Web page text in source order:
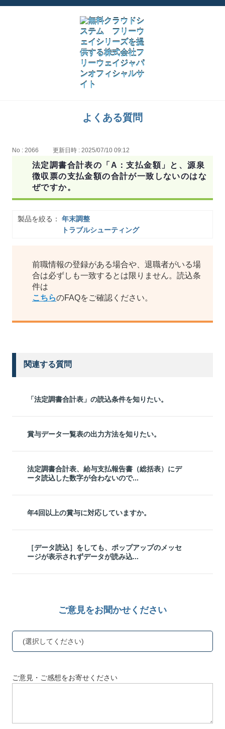
よくある質問
No : 2066 更新日時 : 2025/07/10 09:12
法定調書合計表の「A：支払金額」と、源泉
徴収票の支払金額の合計が一致しないのはな
ぜですか。
製品を絞る：
年末調整
トラブルシューティング
前職情報の登録がある場合や、退職者がいる場
合は必ずしも一致するとは限りません。読込条
件は
こちらのFAQをご確認ください。
関連する質問
「法定調書合計表」の読込条件を知りたい。
賞与データ一覧表の出力方法を知りたい。
法定調書合計表、給与支払報告書（総括表）にデ
ータ読込した数字が合わないので...
年4回以上の賞与に対応していますか。
［データ読込］をしても、ポップアップのメッセ
ージが表示されずデータが読み込...
ご意見をお聞かせください
(選択してください)
ご意見・ご感想をお寄せください